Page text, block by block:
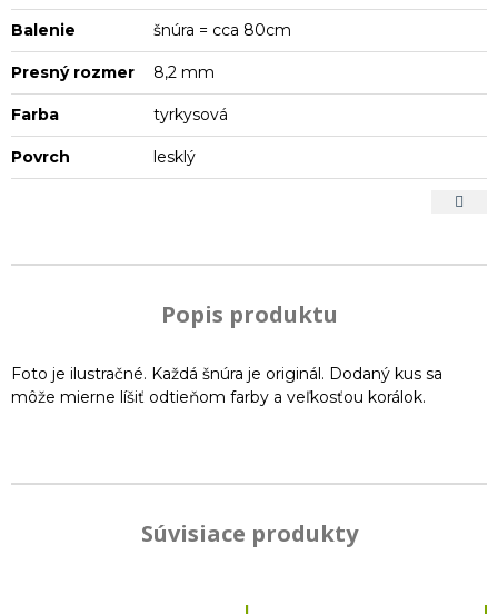
Balenie šnúra = cca 80cm
Presný rozmer 8,2 mm
Farba tyrkysová
Povrch lesklý
Popis produktu
Foto je ilustračné. Každá šnúra je originál. Dodaný kus sa
môže mierne líšiť odtieňom farby a veľkosťou korálok.
Súvisiace produkty